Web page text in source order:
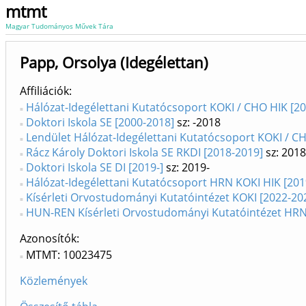
mtmt
Magyar Tudományos Művek Tára
Papp, Orsolya (Idegélettan)
Affiliációk
Hálózat-Idegélettani Kutatócsoport KOKI / CHO HIK
Doktori Iskola SE [2000-2018] sz: -2018
Lendület Hálózat-Idegélettani Kutatócsoport KOKI /
Rácz Károly Doktori Iskola SE RKDI [2018-2019] sz:
Doktori Iskola SE DI [2019-] sz: 2019-
Hálózat-Idegélettani Kutatócsoport HRN KOKI HIK
Kísérleti Orvostudományi Kutatóintézet KOKI [2022-
HUN-REN Kísérleti Orvostudományi Kutatóintézet
Azonosítók
MTMT: 10023475
Közlemények